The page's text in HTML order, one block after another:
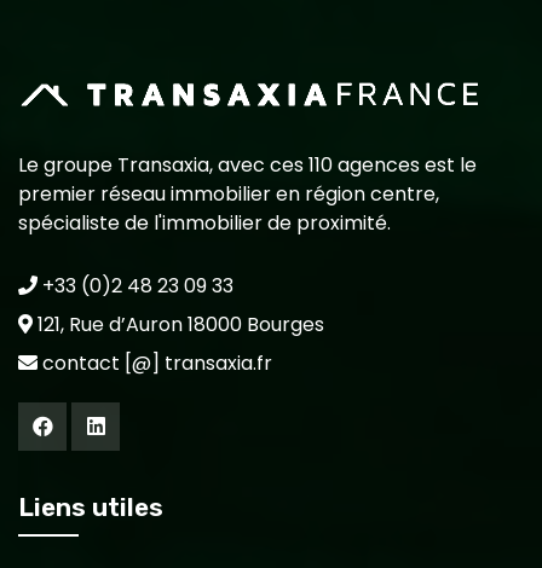
Le groupe Transaxia, avec ces 110 agences est le
premier réseau immobilier en région centre,
spécialiste de l'immobilier de proximité.
+33 (0)2 48 23 09 33
121, Rue d’Auron 18000 Bourges
contact [@] transaxia.fr
Liens utiles